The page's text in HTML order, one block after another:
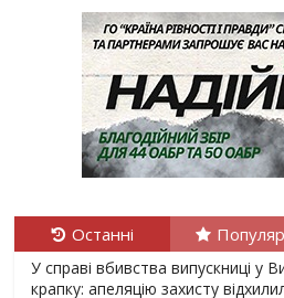
Останні
У справі вбивства випускниці у
крапку: апеляцію захисту